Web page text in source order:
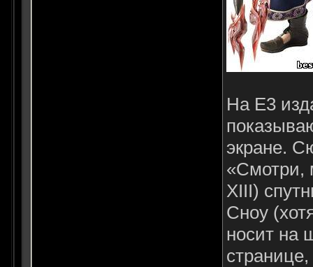
На Е3
экране.
«Смотри,
XIII)
Сноу
носит на